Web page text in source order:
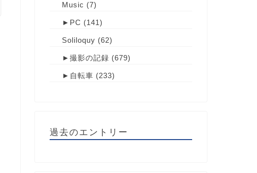
Music (7)
► PC (141)
Soliloquy (62)
► 撮影の記録 (679)
► 自転車 (233)
過去のエントリー